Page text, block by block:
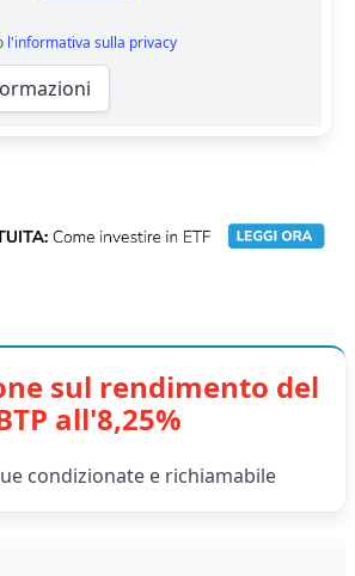
l'informativa sulla privacy
sul rendimento del
all'8,25%
condizionate e richiamabile